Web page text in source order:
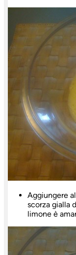
Aggiungere
scorza gialla
limone è